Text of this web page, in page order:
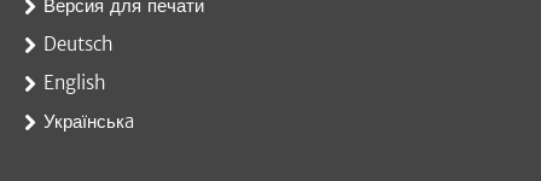
Версия для печати
Deutsch
English
Українськa